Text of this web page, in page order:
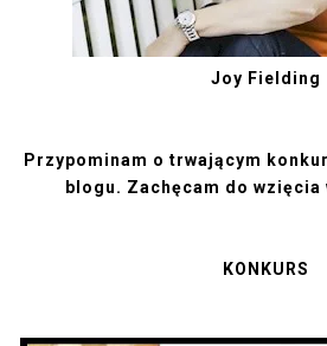
Joy Fielding
Przypominam o trwającym
blogu. Zachęcam do wzięcia
KONKURS